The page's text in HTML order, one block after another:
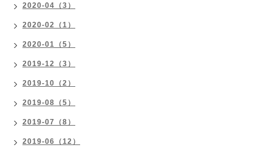
2020-04（3）
2020-02（1）
2020-01（5）
2019-12（3）
2019-10（2）
2019-08（5）
2019-07（8）
2019-06（12）